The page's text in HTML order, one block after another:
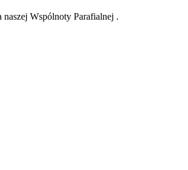
Wspólnoty Parafialnej .